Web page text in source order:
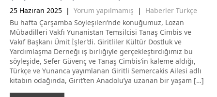
25 Haziran 2025 | Yorum yapılmamış | Haberler Türkçe
Bu hafta Çarşamba Söyleşileri’nde konuğumuz, Lozan
Mübadilleri Vakfı Yunanistan Temsilcisi Tanaş Cimbis ve
Vakıf Başkanı Ümit İşler’di. Giritliler Kültür Dostluk ve
Yardımlaşma Derneği iş birliğiyle gerçekleştirdiğimiz bu
söyleşide, Sefer Güvenç ve Tanaş Cimbis’in kaleme aldığı,
Türkçe ve Yunanca yayımlanan Giritli Semercakis Ailesi adlı
kitabın odağında, Girit’ten Anadolu’ya uzanan bir yaşam […]